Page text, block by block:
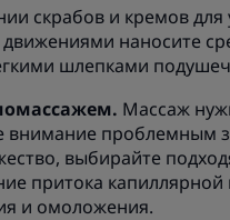
скрабов и кремов для
наносите
шлепками
Массаж
внимание проблемным
выбирайте
притока
и омоложения.